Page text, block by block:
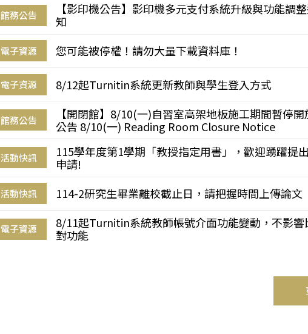
館務公告
【影印機公告】影印機多元支付系統升級與功能調
知
電子資源 您可能被停權！請勿大量下載資料庫！
電子資源 8/12起Turnitin系統更新教師與學生登入方式
館務公告
【開閉館】8/10(一)自習室高架地板施工期間暫停開
公告 8/10(一) Reading Room Closure Notice
活動快訊
115學年度第1學期「教授指定用書」，歡迎踴躍提出
申請!
活動快訊 114-2研究生畢業離校截止日，請把握時間上傳論文
電子資源
8/11起Turnitin系統教師帳號介面功能變動，不影響
對功能